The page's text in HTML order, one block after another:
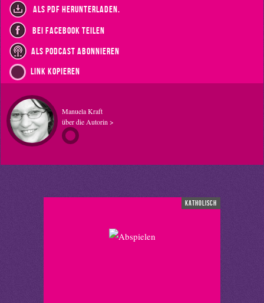
als PDF herunterladen.
bei Facebook teilen
als Podcast abonnieren
Link kopieren
Manuela Kraft
über die Autorin >
katholisch